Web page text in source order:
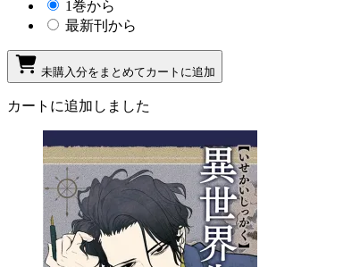
1巻から
最新刊から
未購入分をまとめてカートに追加
カートに追加しました